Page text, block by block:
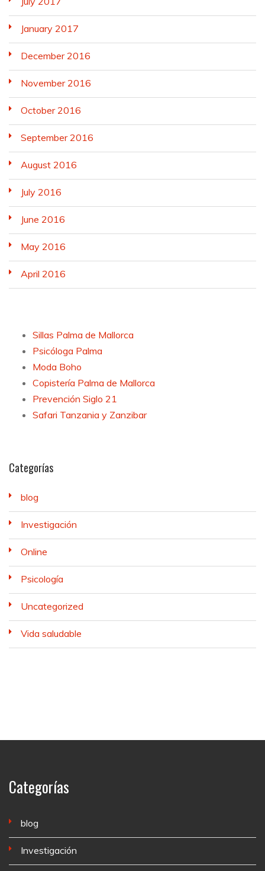
January 2017
December 2016
November 2016
October 2016
September 2016
August 2016
July 2016
June 2016
May 2016
April 2016
Sillas Palma de Mallorca
Psicóloga Palma
Moda Boho
Copistería Palma de Mallorca
Prevención Siglo 21
Safari Tanzania y Zanzibar
Categorías
blog
Investigación
Online
Psicología
Uncategorized
Vida saludable
Categorías
blog
Investigación